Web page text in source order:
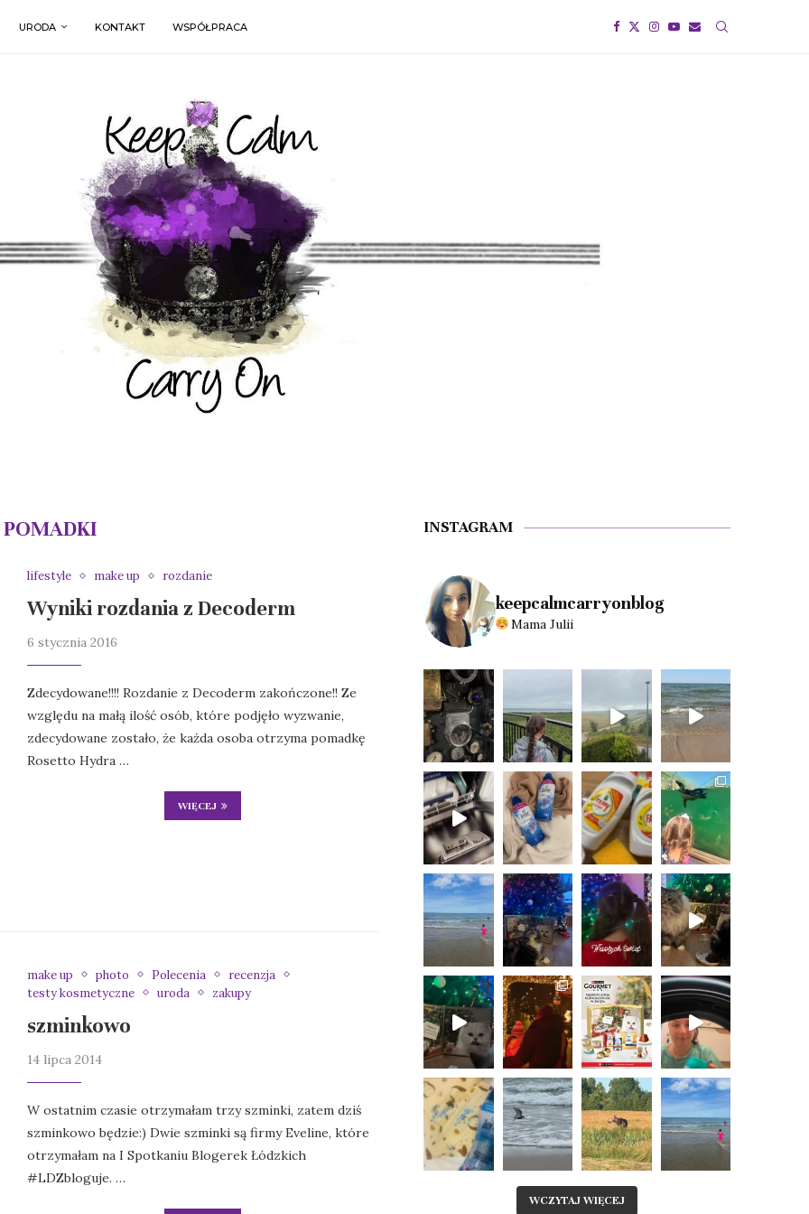
URODA KONTAKT WSPÓŁPRACA
POMADKI
lifestyle make up rozdanie
Wyniki rozdania z Decoderm
6 stycznia 2016
Zdecydowane!!!! Rozdanie z Decoderm zakończone!! Ze
względu na małą ilość osób, które podjęło wyzwanie,
zdecydowane zostało, że każda osoba otrzyma pomadkę
Rosetto Hydra …
WIĘCEJ
make up photo Polecenia
recenzja
testy kosmetyczne
uroda zakupy
szminkowo
14 lipca 2014
W ostatnim czasie otrzymałam trzy szminki, zatem dziś
szminkowo będzie:) Dwie szminki są firmy Eveline, które
otrzymałam na I Spotkaniu Blogerek Łódzkich
#LDZbloguje. …
INSTAGRAM
keepcalmcarryonblog
Mama Julii
WCZYTAJ WIĘCEJ